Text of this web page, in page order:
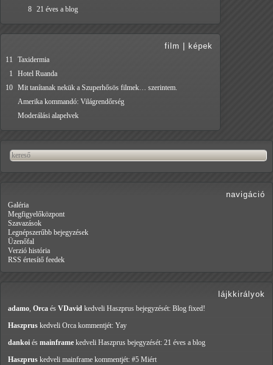
8 21 éves a blog
film képek
11
Taxidermia
1
Hotel Ruanda
10 Mit tanítanak nekük a Szuperhősös filmek… szerintem.
Amerika kommandó: Világrendőrség
Moderálási alapelvek
navigáció
Galéria
Megfigyelőközpont
Szavazások
Legnépszerűbb bejegyzések
Üzenőfal
Verzió história
RSS értesítő feedek
lájkkirályok
adamo, Orca és VDavid kedveli Haszprus bejegyzését: Blog fixed!
Haszprus kedveli Orca kommentjét: Yay
dankoi és mainframe kedveli Haszprus bejegyzését: 21 éves a blog
Haszprus kedveli mainframe kommentjét: #5 Miért